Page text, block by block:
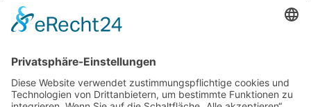
Vogue Vintage
Herren
Accessoires
Einzelschnittmuster Burda
Tops
Kleider